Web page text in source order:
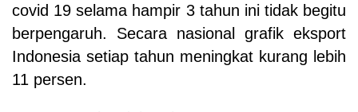
covid 19selama hampir 3 tahun ini tidak begitu
berpengaruh. Secara nasional grafik eksport
Indonesia setiap tahun meningkat kurang lebih
11 persen.